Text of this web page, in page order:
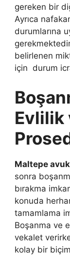
gereken bir
Ayrıca
durumlarına
belirlenen
için durum
Evlilik
Maltepe
sonra
bırakma
konuda
tamamlama
Boşanma ve
vekalet
kolay bir